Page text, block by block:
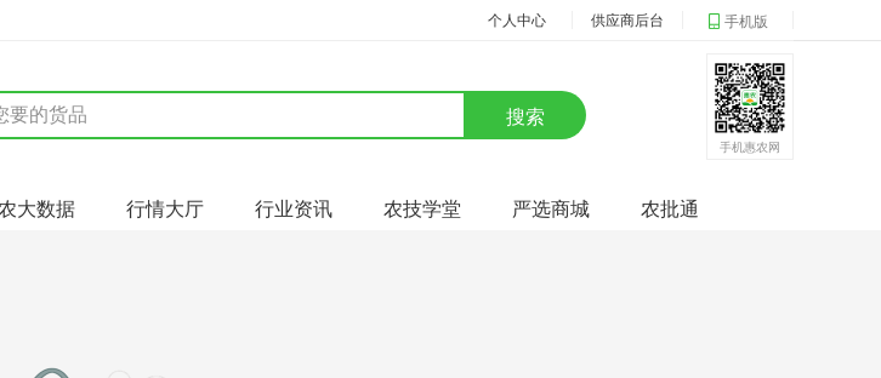
个人中心 供应商后台 手机版
搜索
手机惠农网
大数据 行情大厅 行业资讯 农技学堂 严选商城 农批通